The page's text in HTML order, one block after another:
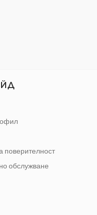
поверителност
обслужване